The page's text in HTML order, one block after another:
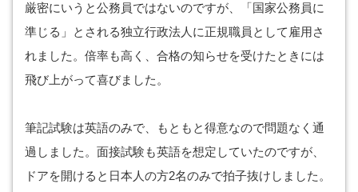
厳密にいうと公務員ではないのですが、「国家公務員に
準じる」とされる独立行政法人に正規職員として雇用さ
れました。倍率も高く、合格の知らせを受けたときには
飛び上がって喜びました。
筆記試験は英語のみで、もともと得意なので問題なく通
過しました。面接試験も英語を想定していたのですが、
ドアを開けると日本人の方2名のみで拍子抜けしました。